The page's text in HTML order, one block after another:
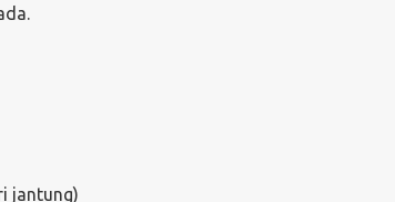
jantung)